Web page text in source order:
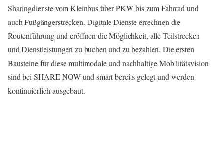
Sharingdienste vom Kleinbus über PKW bis zum Fahrrad und
auch Fußgängerstrecken. Digitale Dienste errechnen die
Routenführung und eröffnen die Möglichkeit, alle Teilstrecken
und Dienstleistungen zu buchen und zu bezahlen. Die ersten
Bausteine für diese multimodale und nachhaltige Mobilitätsvision
sind bei SHARE NOW und smart bereits gelegt und werden
kontinuierlich ausgebaut.